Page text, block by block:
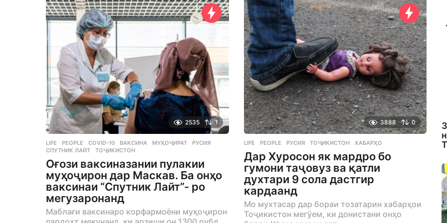
a
r
s
a
g
o
a
g
o
2535 1
LIFE ,PEOPLE COVID-10 ,ВАКСИНА ,МУҲОҶИРАТ ,РУСИЯ
СПУТНИК ЛАЙТ
,ТОҶИКИСТОН
Оғози ваксиназании пулакии
муҳоҷирон дар Маскав. Ба онҳо
ваксинаи “Спутник Лайт”- ро
мегузаронанд
Маблағи ваксинаро корфармоёни муҳоҷирон
3888 0
LIFE ,PEOPLE РУСИЯ ,ТОҶИКИСТОН ,ХАБАРҲО
Дар Хуросон як мардро бо
гумони таҷовуз ва қатли
духтари 9 сола дастгир
кардаанд
Мо мухтасар дар бораи тозатарин хабарҳои
Тоҷикистон мегӯем, ки донистани онҳо